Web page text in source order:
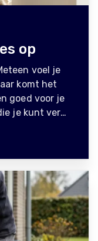
op
voel je
komt het
goed voor je
je kunt ver…